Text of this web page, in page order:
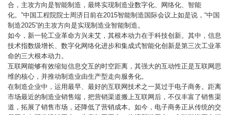
合，主攻方向是智能制造，最终实现制造业数字化、网络化、智能
化。”中国工程院院士周济日前在2015智能制造国际会议上如是说，“中国
制造2025”的主攻方向是实现制造业智能制造。
如今，新一轮工业革命方兴未艾，其根本动力在于科技创新。其中，信息
技术指数级增长、数字化网络化进步和集成式智能化创新是第三次工业革
命的三大根本动力。
互联网能够有效缩短信息交互的时空距离，其强大的互动性正是互联网思
维的核心，并推动制造业由生产型走向服务化。
在制造企业中，运用最早、最好的互联网技术之一莫过于电子商务。距离
市场最近的制造业销售端，把营销渠道搬上互联网后，不仅丰富了销售渠
道，拓展了销售市场，还降低了营销成本。如今，电子商务正从传统的交